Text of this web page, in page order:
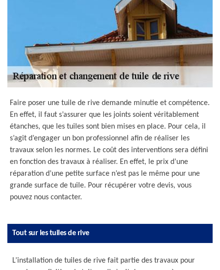
Faire poser une tuile de rive demande minutie et compétence.
En effet, il faut s’assurer que les joints soient véritablement
étanches, que les tuiles sont bien mises en place. Pour cela, il
s’agit d’engager un bon professionnel afin de réaliser les
travaux selon les normes. Le coût des interventions sera défini
en fonction des travaux à réaliser. En effet, le prix d’une
réparation d’une petite surface n’est pas le même pour une
grande surface de tuile. Pour récupérer votre devis, vous
pouvez nous contacter.
Tout sur les tuiles de rive
L’installation de tuiles de rive fait partie des travaux pour